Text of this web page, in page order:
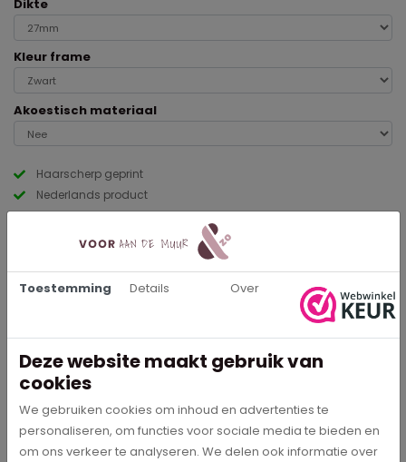
Haarscherp geprint
Nederlands product
Eenvoudig te monteren
Dikte
Kleur frame
Akoestisch materiaal
Beschrijving
Specificaties
Artikelnummer
Toestemming Details Over
Deze website maakt gebruik van
cookies
We gebruiken cookies om inhoud en advertenties te
personaliseren, om functies voor sociale media te bieden en
om ons verkeer te analyseren. We delen ook informatie over